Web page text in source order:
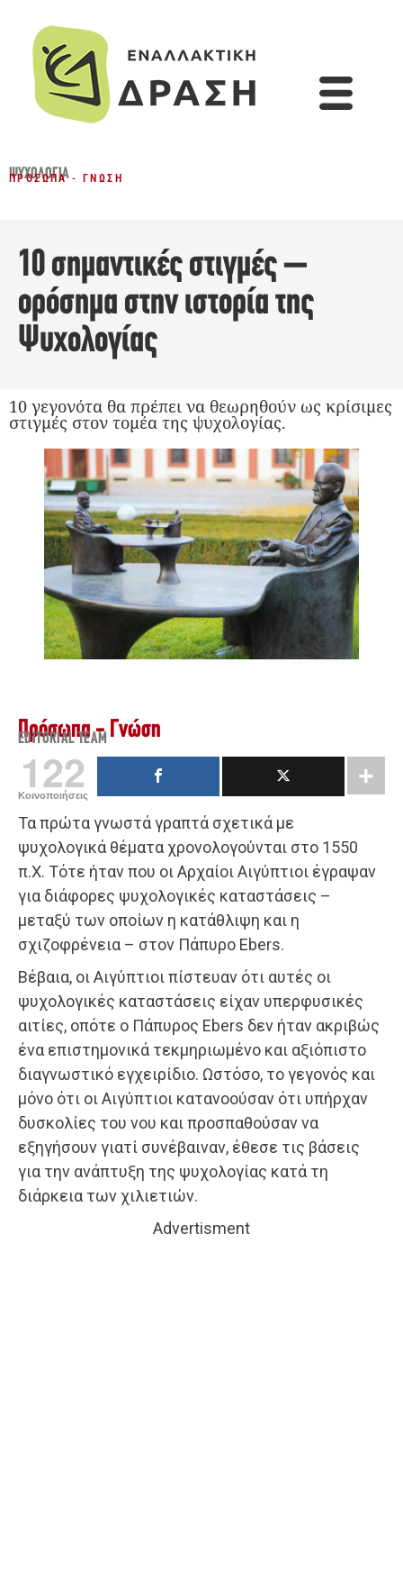
ΨΥΧΟΛΟΓΊΑ
ΠΡΌΣΩΠΑ - ΓΝΏΣΗ
10 σημαντικές στιγμές –
ορόσημα στην ιστορία της
Ψυχολογίας
10 γεγονότα θα πρέπει να θεωρηθούν ως κρίσιμες
στιγμές στον τομέα της ψυχολογίας.
Πρόσωπα - Γνώση
EDITORIAL TEAM
122
Κοινοποιήσεις
Τα πρώτα γνωστά γραπτά σχετικά με
ψυχολογικά θέματα χρονολογούνται στο 1550
π.Χ. Τότε ήταν που οι Αρχαίοι Αιγύπτιοι έγραψαν
για διάφορες ψυχολογικές καταστάσεις –
μεταξύ των οποίων η κατάθλιψη και η
σχιζοφρένεια – στον Πάπυρο Ebers.
Βέβαια, οι Αιγύπτιοι πίστευαν ότι αυτές οι
ψυχολογικές καταστάσεις είχαν υπερφυσικές
αιτίες, οπότε ο Πάπυρος Ebers δεν ήταν ακριβώς
ένα επιστημονικά τεκμηριωμένο και αξιόπιστο
διαγνωστικό εγχειρίδιο. Ωστόσο, το γεγονός και
μόνο ότι οι Αιγύπτιοι κατανοούσαν ότι υπήρχαν
δυσκολίες του νου και προσπαθούσαν να
εξηγήσουν γιατί συνέβαιναν, έθεσε τις βάσεις
για την ανάπτυξη της ψυχολογίας κατά τη
διάρκεια των χιλιετιών.
Advertisment